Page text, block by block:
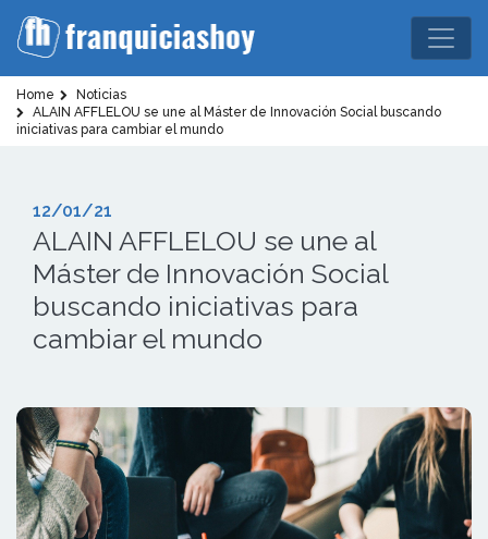
Home
Noticias
ALAIN AFFLELOU se une al Máster de Innovación Social buscando
iniciativas para cambiar el mundo
12/01/21
ALAIN AFFLELOU se une al
Máster de Innovación Social
buscando iniciativas para
cambiar el mundo